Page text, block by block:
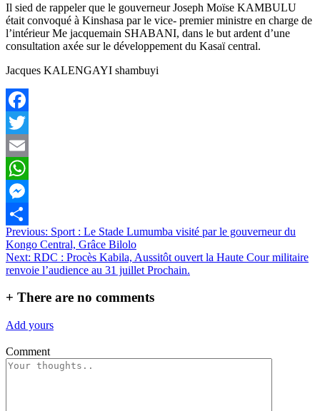
Il sied de rappeler que le gouverneur Joseph Moïse KAMBULU
était convoqué à Kinshasa par le vice- premier ministre en charge de
l’intérieur Me jacquemain SHABANI, dans le but ardent d’une
consultation axée sur le développement du Kasaï central.
Jacques KALENGAYI shambuyi
Facebook
Twitter
Email
WhatsApp
Messenger
Partager
Navigation
de
l’article
Previous: Sport : Le Stade Lumumba visité par le gouverneur du
Kongo Central, Grâce Bilolo
Next: RDC : Procès Kabila, Aussitôt ouvert la Haute Cour militaire
renvoie l’audience au 31 juillet Prochain.
+ There are no comments
Add yours
Comment